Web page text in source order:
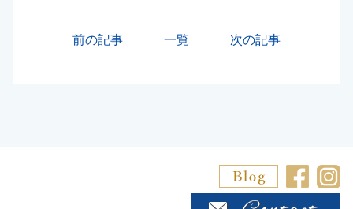
前の記事 一覧 次の記事